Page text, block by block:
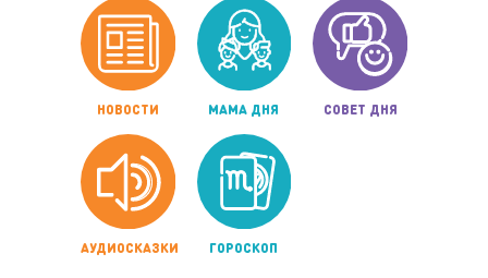
НОВОСТИ МАМА ДНЯ СОВЕТ ДНЯ
АУДИОСКАЗКИ ГОРОСКОП